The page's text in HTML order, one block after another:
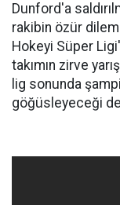
Dunford'a
rakibin özür
Hokeyi Süper
takımın zirve
lig sonunda
göğüsleyeceği